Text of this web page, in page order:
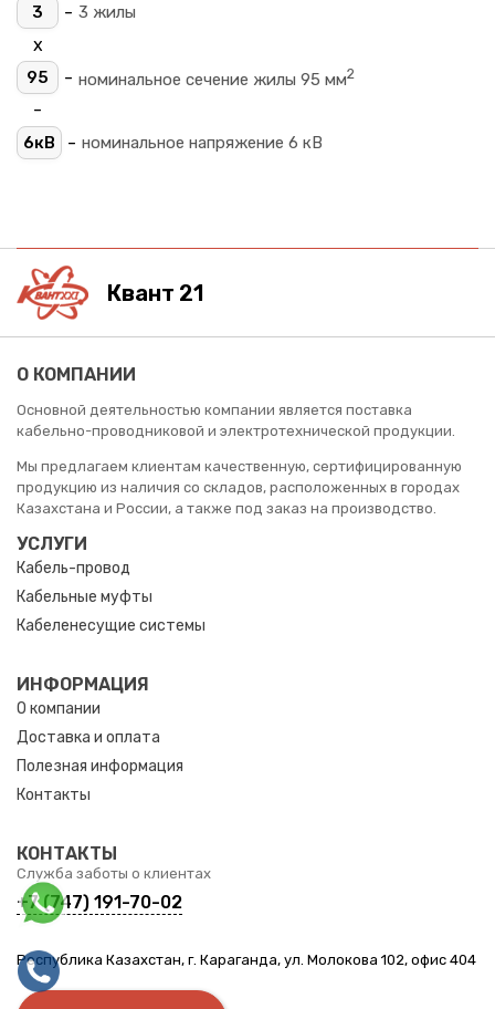
3 - 3 жилы
х
95 - номинальное сечение жилы 95 мм2
-
6кВ - номинальное напряжение 6 кВ
Квант 21
О КОМПАНИИ
Основной деятельностью компании является поставка
кабельно-проводниковой и электротехнической продукции.
Мы предлагаем клиентам качественную, сертифицированную
продукцию из наличия со складов, расположенных в городах
Казахстана и России, а также под заказ на производство.
УСЛУГИ
Кабель-провод
Кабельные муфты
Кабеленесущие системы
ИНФОРМАЦИЯ
О компании
Доставка и оплата
Полезная информация
Контакты
КОНТАКТЫ
Служба заботы о клиентах
+7 (747) 191-70-02
Республика Казахстан, г. Караганда, ул. Молокова 102, офис 404